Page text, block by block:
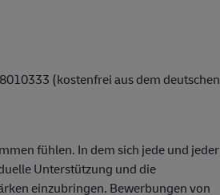
(kostenfrei aus dem deutschen
fühlen. In dem sich jede und jeder
Unterstützung und die
einzubringen. Bewerbungen von